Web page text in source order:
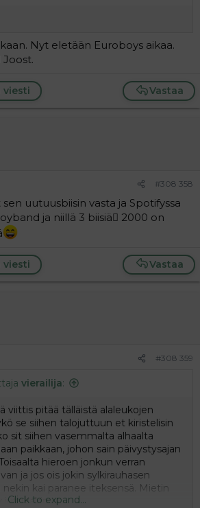
Nyt eletään Euroboys aikaa.
Joost.
Vastaa
viesti
#308 358
uutuusbiisin vasta ja Spotifyssa
ja niillä 3 biisiä🫪 2000 on
Vastaa
viesti
#308 359
vierailija:
viittis pitää tälläistä alaleukojen
se siihen talojuttuun et kiristelisin
sit siihen vasemmalta alhaalta
paikkaan, johon sain päivystysajan
hieroen jonkun verran
ja jos ois jokin sylkirauhasen
kai paranee iteksensä. Mietin
juttujakin.
Click to expand...